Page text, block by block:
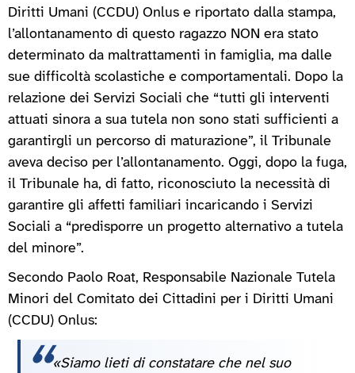
Diritti Umani (CCDU) Onlus e riportato dalla stampa,
l’allontanamento di questo ragazzo NON era stato
determinato da maltrattamenti in famiglia, ma dalle
sue difficoltà scolastiche e comportamentali. Dopo la
relazione dei Servizi Sociali che “tutti gli interventi
attuati sinora a sua tutela non sono stati sufficienti a
garantirgli un percorso di maturazione”, il Tribunale
aveva deciso per l’allontanamento. Oggi, dopo la fuga,
il Tribunale ha, di fatto, riconosciuto la necessità di
garantire gli affetti familiari incaricando i Servizi
Sociali a “predisporre un progetto alternativo a tutela
del minore”.
Secondo Paolo Roat, Responsabile Nazionale Tutela
Minori del Comitato dei Cittadini per i Diritti Umani
(CCDU) Onlus:
«Siamo lieti di constatare che nel suo